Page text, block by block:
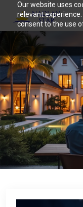
Our website uses
relevant
consent to the use